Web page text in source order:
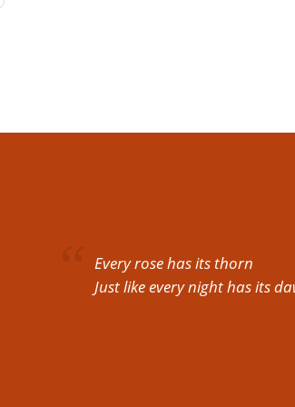
Every rose has its thorn
Just like every night has its